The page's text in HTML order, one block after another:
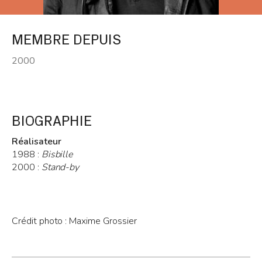
MEMBRE DEPUIS
2000
BIOGRAPHIE
Réalisateur
1988 : Bisbille
2000 : Stand-by
Crédit photo : Maxime Grossier